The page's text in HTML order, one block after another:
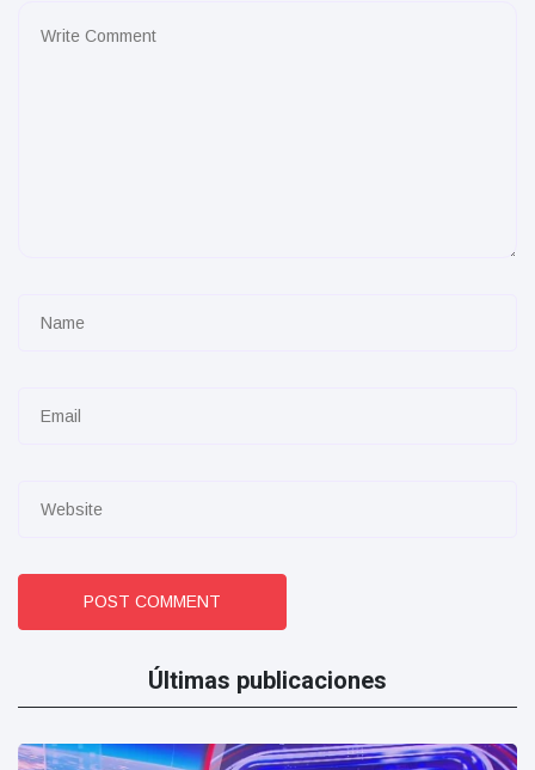
POST COMMENT
Últimas publicaciones